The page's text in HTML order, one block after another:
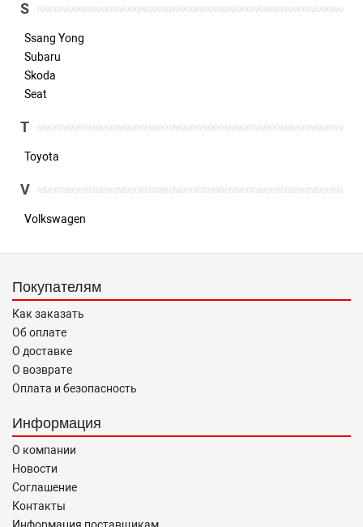
S
Ssang Yong
Subaru
Skoda
Seat
T
Toyota
V
Volkswagen
Покупателям
Как заказать
Об оплате
О доставке
О возврате
Оплата и безопасность
Информация
О компании
Новости
Соглашение
Контакты